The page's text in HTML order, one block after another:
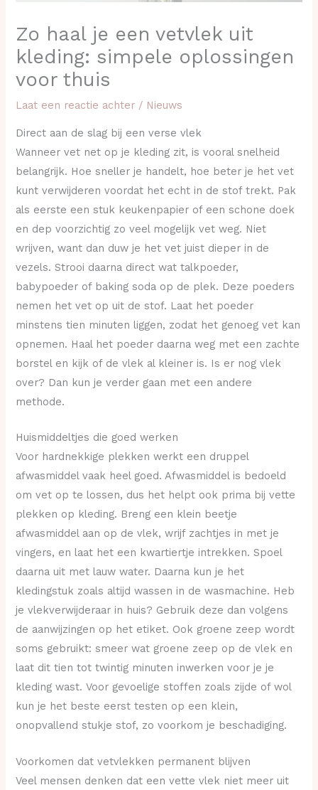
Zo haal je een vetvlek uit
kleding: simpele oplossingen
voor thuis
Laat een reactie achter / Nieuws
Direct aan de slag bij een verse vlek
Wanneer vet net op je kleding zit, is vooral snelheid
belangrijk. Hoe sneller je handelt, hoe beter je het vet
kunt verwijderen voordat het echt in de stof trekt. Pak
als eerste een stuk keukenpapier of een schone doek
en dep voorzichtig zo veel mogelijk vet weg. Niet
wrijven, want dan duw je het vet juist dieper in de
vezels. Strooi daarna direct wat talkpoeder,
babypoeder of baking soda op de plek. Deze poeders
nemen het vet op uit de stof. Laat het poeder
minstens tien minuten liggen, zodat het genoeg vet kan
opnemen. Haal het poeder daarna weg met een zachte
borstel en kijk of de vlek al kleiner is. Is er nog vlek
over? Dan kun je verder gaan met een andere
methode.
Huismiddeltjes die goed werken
Voor hardnekkige plekken werkt een druppel
afwasmiddel vaak heel goed. Afwasmiddel is bedoeld
om vet op te lossen, dus het helpt ook prima bij vette
plekken op kleding. Breng een klein beetje
afwasmiddel aan op de vlek, wrijf zachtjes in met je
vingers, en laat het een kwartiertje intrekken. Spoel
daarna uit met lauw water. Daarna kun je het
kledingstuk zoals altijd wassen in de wasmachine. Heb
je vlekverwijderaar in huis? Gebruik deze dan volgens
de aanwijzingen op het etiket. Ook groene zeep wordt
soms gebruikt: smeer wat groene zeep op de vlek en
laat dit tien tot twintig minuten inwerken voor je je
kleding wast. Voor gevoelige stoffen zoals zijde of wol
kun je het beste eerst testen op een klein,
onopvallend stukje stof, zo voorkom je beschadiging.
Voorkomen dat vetvlekken permanent blijven
Veel mensen denken dat een vette vlek niet meer uit